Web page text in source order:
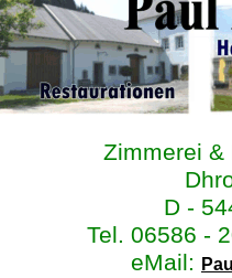
Zimmerei &
D -
Tel. 06586 - 206
eMail: